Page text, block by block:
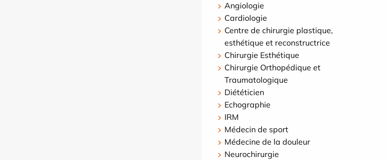
Angiologie
Cardiologie
Centre de chirurgie plastique,
esthétique et reconstructrice
Chirurgie Esthétique
Chirurgie Orthopédique et
Traumatologique
Diététicien
Echographie
IRM
Médecin de sport
Médecine de la douleur
Neurochirurgie